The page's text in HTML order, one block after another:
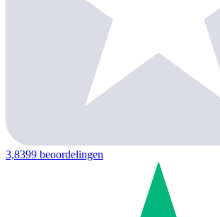
3,8399 beoordelingen